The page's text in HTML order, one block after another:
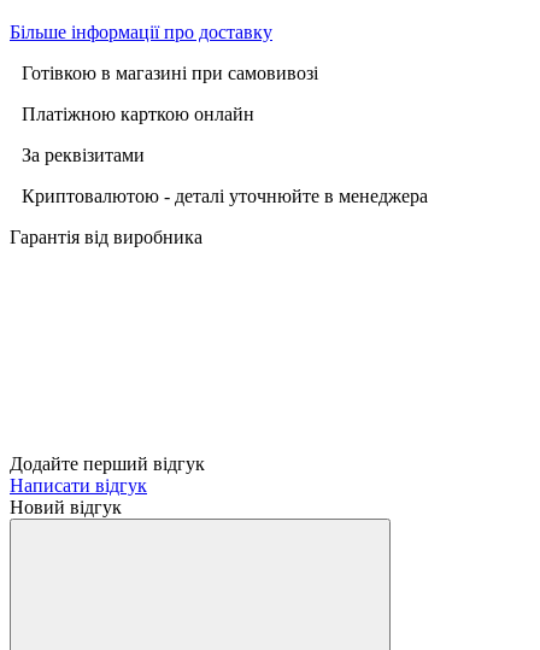
Більше інформації про доставку
Готівкою в магазині при самовивозі
Платіжною карткою онлайн
За реквізитами
Криптовалютою - деталі уточнюйте в менеджера
Гарантія від виробника
Додайте перший відгук
Написати відгук
Новий відгук